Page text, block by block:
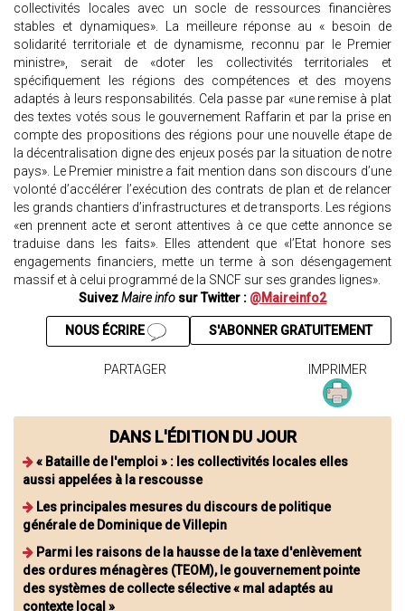
collectivités locales avec un socle de ressources financières
stables et dynamiques». La meilleure réponse au « besoin de
solidarité territoriale et de dynamisme, reconnu par le Premier
ministre», serait de «doter les collectivités territoriales et
spécifiquement les régions des compétences et des moyens
adaptés à leurs responsabilités. Cela passe par «une remise à plat
des textes votés sous le gouvernement Raffarin et par la prise en
compte des propositions des régions pour une nouvelle étape de
la décentralisation digne des enjeux posés par la situation de notre
pays». Le Premier ministre a fait mention dans son discours d’une
volonté d’accélérer l’exécution des contrats de plan et de relancer
les grands chantiers d’infrastructures et de transports. Les régions
«en prennent acte et seront attentives à ce que cette annonce se
traduise dans les faits». Elles attendent que «l’Etat honore ses
engagements financiers, mette un terme à son désengagement
massif et à celui programmé de la SNCF sur ses grandes lignes».
SuivezMaire info sur Twitter : @Maireinfo2
S'ABONNER GRATUITEMENT
NOUS ÉCRIRE
PARTAGER IMPRIMER
DANS L'ÉDITION DU JOUR
« Bataille de l'emploi » : les collectivités locales elles
aussi appelées à la rescousse
Les principales mesures du discours de politique
générale de Dominique de Villepin
Parmi les raisons de la hausse de la taxe d'enlèvement
des ordures ménagères (TEOM), le gouvernement pointe
des systèmes de collecte sélective « mal adaptés au
contexte local »